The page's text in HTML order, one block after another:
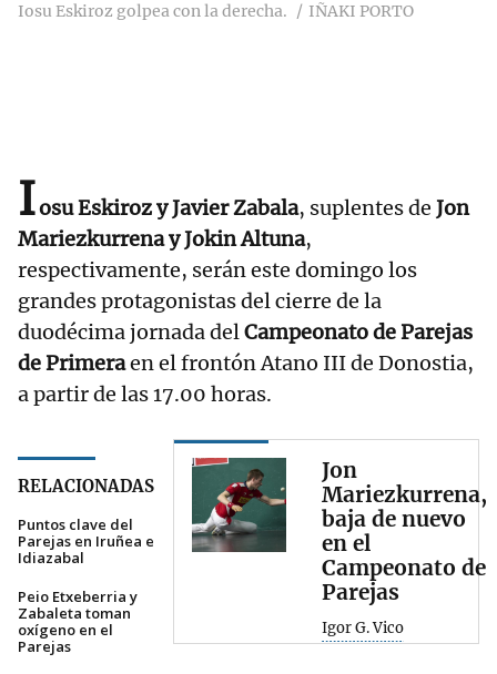
Iosu Eskiroz golpea con la derecha. IÑAKI PORTO
Iosu Eskiroz y Javier Zabala, suplentes de Jon
Mariezkurrena y Jokin Altuna,
respectivamente, serán este domingo los
grandes protagonistas del cierre de la
duodécima jornada delCampeonato de Parejas
de Primeraen el frontón Atano III de Donostia,
a partir de las 17.00 horas.
RELACIONADAS
Puntos clave del
Parejas en Iruñea e
Idiazabal
Peio Etxeberria y
Zabaleta toman
oxígeno en el
Parejas
Jon
Mariezkurrena,
baja de nuevo
en el
Campeonato de
Parejas
Igor G. Vico